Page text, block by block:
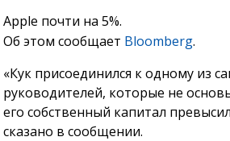
Apple почти на 5%.
Об этом сообщает Bloomberg.
«Кук присоединился к одному из
руководителей, которые не
его собственный капитал
сказано в сообщении.